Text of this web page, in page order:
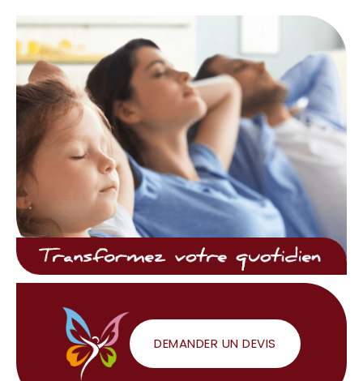
DEMANDER UN DEVIS